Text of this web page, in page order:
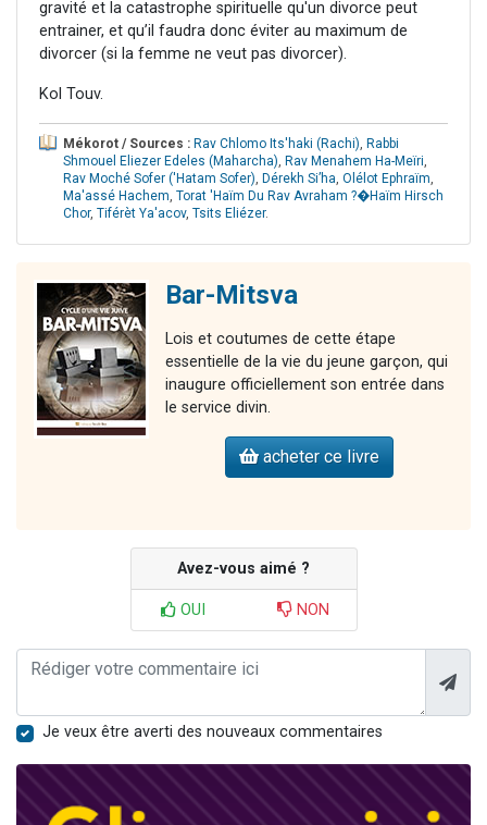
gravité et la catastrophe spirituelle qu'un divorce peut
entrainer, et qu’il faudra donc éviter au maximum de
divorcer (si la femme ne veut pas divorcer).
Kol Touv.
Mékorot / Sources : Rav Chlomo Its'haki (Rachi), Rabbi
Shmouel Eliezer Edeles (Maharcha), Rav Menahem Ha-Meïri,
Rav Moché Sofer ('Hatam Sofer), Dérekh Si’ha, Olélot Ephraïm,
Ma'assé Hachem, Torat 'Haïm Du Rav Avraham ?�Haïm Hirsch
Chor, Tiférèt Ya'acov, Tsits Eliézer.
Bar-Mitsva
Lois et coutumes de cette étape
essentielle de la vie du jeune garçon, qui
inaugure officiellement son entrée dans
le service divin.
acheter ce livre
Avez-vous aimé ?
OUI NON
Je veux être averti des nouveaux commentaires